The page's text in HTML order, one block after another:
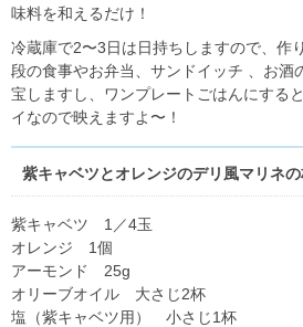
味料を和えるだけ！
冷蔵庫で2〜3日は日持ちしますので、作
段の食事やお弁当、サンドイッチ 、お酒
宝しますし、ワンプレートごはんにする
イなので映えますよ〜！
紫キャベツとオレンジのデリ風マリネの
紫キャベツ 1／4玉
オレンジ 1個
アーモンド 25g
オリーブオイル 大さじ2杯
塩（紫キャベツ用） 小さじ1杯